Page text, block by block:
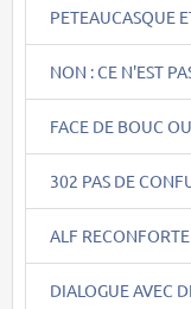
PETEAUCASQUE
NON : CE N'EST
FACE DE BOUC
302 PAS DE
ALF
DIALOGUE AVEC